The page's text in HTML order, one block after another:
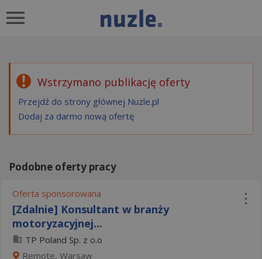
Wstrzymano publikację oferty
Przejdź do strony głównej Nuzle.pl
Dodaj za darmo nową ofertę
Podobne oferty pracy
Oferta sponsorowana
[Zdalnie] Konsultant w branży
motoryzacyjnej...
TP Poland Sp. z o.o
Remote, Warsaw